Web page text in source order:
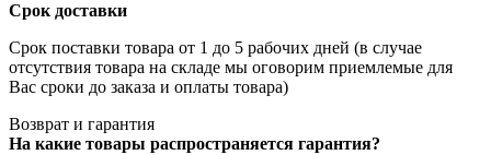
Срок доставки
Срок поставки товара от 1 до 5 рабочих дней (в случае
отсутствия товара на складе мы оговорим приемлемые для
Вас сроки до заказа и оплаты товара)
Возврат и гарантия
На какие товары распространяется гарантия?